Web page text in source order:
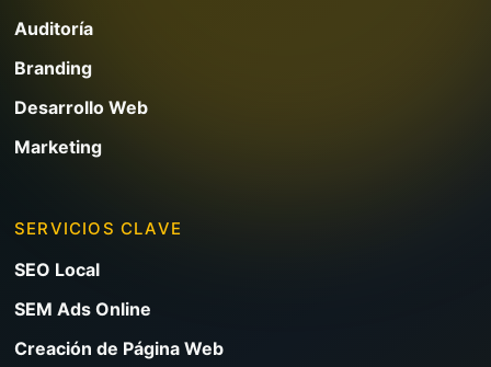
Auditoría
Branding
Desarrollo Web
Marketing
SERVICIOS CLAVE
SEO Local
SEM Ads Online
Creación de Página Web